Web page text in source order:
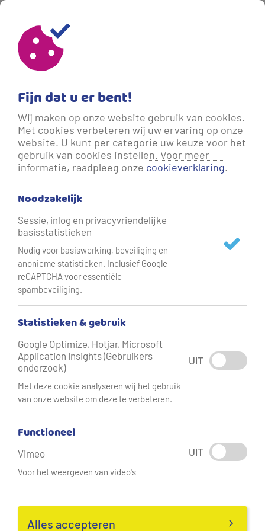
of een nieuw account aan te maken.
E-mailadres
Fijn dat u er bent!
Wij maken op onze website gebruik van cookies.
Met cookies verbeteren wij uw ervaring op onze
website. U kunt per categorie uw keuze voor het
gebruik van cookies instellen. Voor meer
informatie, raadpleeg onzecookieverklaring.
Noodzakelijk
Sessie, inlog en privacyvriendelijke
basisstatistieken
Nodig voor basiswerking, beveiliging en
anonieme statistieken. Inclusief Google
reCAPTCHA voor essentiële
spambeveiliging.
Statistieken & gebruik
Google Optimize, Hotjar, Microsoft
Application Insights (Gebruikers
onderzoek)
Met deze cookie analyseren wij het gebruik
van onze website om deze te verbeteren.
UIT
Functioneel
Vimeo
Voor het weergeven van video's
UIT
Alles accepteren